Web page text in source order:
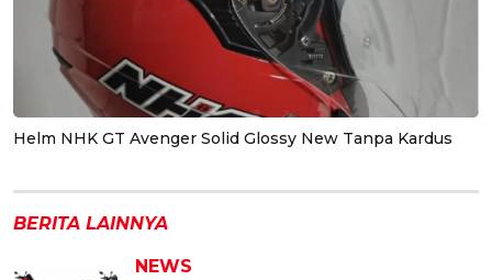
Helm NHK GT Avenger Solid Glossy New Tanpa Kardus
BERITA LAINNYA
NEWS